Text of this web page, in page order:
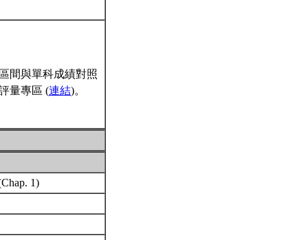
間與單科成績對照
量專區 (連結)。
1)